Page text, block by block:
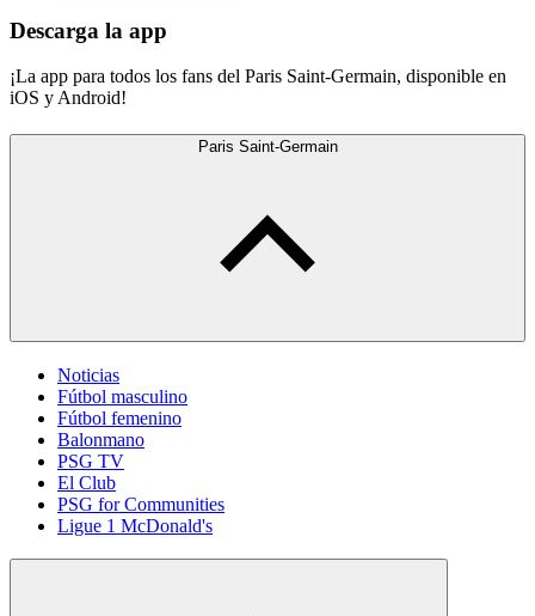
Descarga la app
¡La app para todos los fans del Paris Saint-Germain, disponible en
iOS y Android!
Paris Saint-Germain
Noticias
Fútbol masculino
Fútbol femenino
Balonmano
PSG TV
El Club
PSG for Communities
Ligue 1 McDonald's